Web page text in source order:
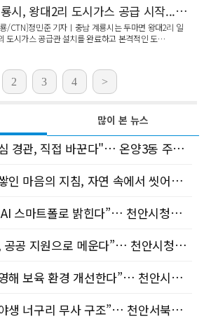
계룡시, 왕대2리 도시가스 공급 시작...오랜 주민 숙원 해결
/CTN]정민준 기자ㅣ충남 계룡시는 두마면 왕대2리 일
도시가스 공급관 설치를 완료하고 본격적인 도…
2 3 4 >
접 바꾼다"… 온양3동 주민참여예산 제안 의제 눈길 !
, 자연 속에서 씻어내요”… 천안솔리언또래상담자연합회, 소…
밝힌다”… 천안시청소년수련관 ‘상송라별’, 청소년예산정책…
메운다”… 천안시청소년복합커뮤니티센터 청소년운영위원회 ‘…
선한다”… 천안시의회 정선희 복지문화위원장, 가정어린이집…
구조”… 천안서북소방서, 신속한 출동으로 따뜻한 보람 전…
많이 본 뉴스